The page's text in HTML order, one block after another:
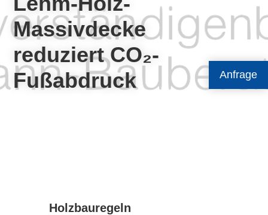
Anfrage
Massivdecke
reduziert CO₂-
Fußabdruck
Holzbauregeln